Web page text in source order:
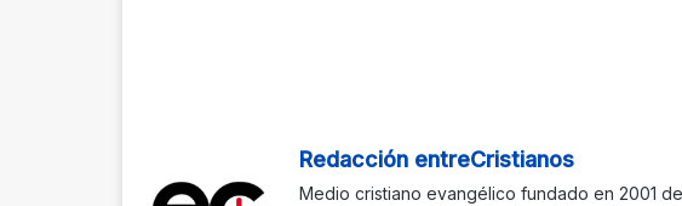
Redacción entreCristianos
Medio cristiano evangélico fundado en 2001